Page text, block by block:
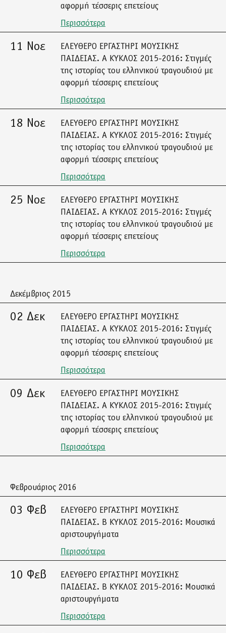
αφορμή τέσσερις επετείους
Περισσότερα
11 Νοε
ΕΛΕΥΘΕΡΟ ΕΡΓΑΣΤΗΡΙ ΜΟΥΣΙΚΗΣ
ΠΑΙΔΕΙΑΣ. Α ΚΥΚΛΟΣ 2015-2016: Στιγμές
της ιστορίας του ελληνικού τραγουδιού με
αφορμή τέσσερις επετείους
Περισσότερα
18 Νοε
ΕΛΕΥΘΕΡΟ ΕΡΓΑΣΤΗΡΙ ΜΟΥΣΙΚΗΣ
ΠΑΙΔΕΙΑΣ. Α ΚΥΚΛΟΣ 2015-2016: Στιγμές
της ιστορίας του ελληνικού τραγουδιού με
αφορμή τέσσερις επετείους
Περισσότερα
25 Νοε
ΕΛΕΥΘΕΡΟ ΕΡΓΑΣΤΗΡΙ ΜΟΥΣΙΚΗΣ
ΠΑΙΔΕΙΑΣ. Α ΚΥΚΛΟΣ 2015-2016: Στιγμές
της ιστορίας του ελληνικού τραγουδιού με
αφορμή τέσσερις επετείους
Περισσότερα
Δεκέμβριος 2015
02 Δεκ
ΕΛΕΥΘΕΡΟ ΕΡΓΑΣΤΗΡΙ ΜΟΥΣΙΚΗΣ
ΠΑΙΔΕΙΑΣ. Α ΚΥΚΛΟΣ 2015-2016: Στιγμές
της ιστορίας του ελληνικού τραγουδιού με
αφορμή τέσσερις επετείους
Περισσότερα
09 Δεκ
ΕΛΕΥΘΕΡΟ ΕΡΓΑΣΤΗΡΙ ΜΟΥΣΙΚΗΣ
ΠΑΙΔΕΙΑΣ. Α ΚΥΚΛΟΣ 2015-2016: Στιγμές
της ιστορίας του ελληνικού τραγουδιού με
αφορμή τέσσερις επετείους
Περισσότερα
Φεβρουάριος 2016
03 Φεβ
ΕΛΕΥΘΕΡΟ ΕΡΓΑΣΤΗΡΙ ΜΟΥΣΙΚΗΣ
ΠΑΙΔΕΙΑΣ. Β ΚΥΚΛΟΣ 2015-2016: Μουσικά
αριστουργήματα
Περισσότερα
10 Φεβ
ΕΛΕΥΘΕΡΟ ΕΡΓΑΣΤΗΡΙ ΜΟΥΣΙΚΗΣ
ΠΑΙΔΕΙΑΣ. Β ΚΥΚΛΟΣ 2015-2016: Μουσικά
αριστουργήματα
Περισσότερα